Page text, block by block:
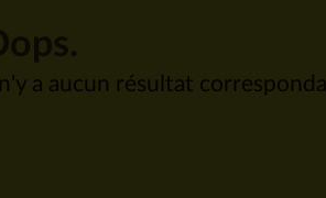
n'y a aucun résultat